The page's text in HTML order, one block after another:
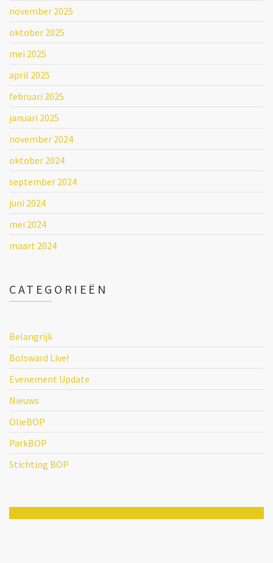
november 2025
oktober 2025
mei 2025
april 2025
februari 2025
januari 2025
november 2024
oktober 2024
september 2024
juni 2024
mei 2024
maart 2024
CATEGORIEËN
Belangrijk
Bolsward Live!
Evenement Update
Nieuws
OlieBOP
ParkBOP
Stichting BOP